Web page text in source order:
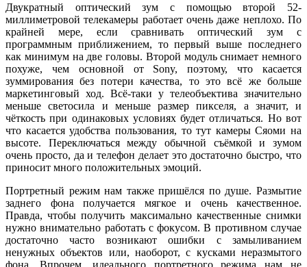
Двукратный оптический зум с помощью второй 52-
миллиметровой телекамеры работает очень даже неплохо. По
крайней мере, если сравнивать оптический зум с
программным приближением, то первый выше последнего
как минимум на две головы. Второй модуль снимает немного
похуже, чем основной от Sony, поэтому, что касается
зуммирования без потери качества, то это всё же больше
маркетинговый ход. Всё-таки у телеобъектива значительно
меньше светосила и меньше размер пикселя, а значит, и
чёткость при одинаковых условиях будет отличаться. Но вот
что касается удобства пользования, то тут камеры Сяоми на
высоте. Переключаться между обычной съёмкой и зумом
очень просто, да и телефон делает это достаточно быстро, что
приносит много положительных эмоций.
Портретный режим нам также пришёлся по душе. Размытие
заднего фона получается мягкое и очень качественное.
Правда, чтобы получить максимально качественные снимки
нужно внимательно работать с фокусом. В противном случае
достаточно часто возникают ошибки с замыливанием
ненужных объектов или, наоборот, с кусками неразмытого
фона. Впрочем, идеального портретного режима нам не